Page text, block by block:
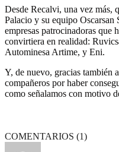
Desde Recalvi, una vez más,
Palacio y su equipo Oscarsan
empresas patrocinadoras que
convirtiera en realidad:
Autominesa Artime, y Eni.
Y, de nuevo, gracias también
compañeros por haber
como señalamos con motivo
COMENTARIOS (1)